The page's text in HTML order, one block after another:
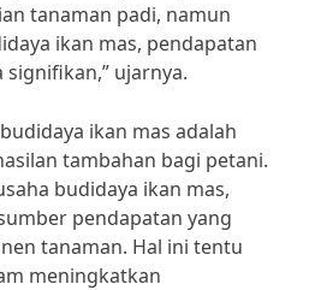
tanaman padi, namun
ikan mas, pendapatan
ujarnya.
ikan mas adalah
tambahan bagi petani.
budidaya ikan mas,
pendapatan yang
tanaman. Hal ini tentu
meningkatkan